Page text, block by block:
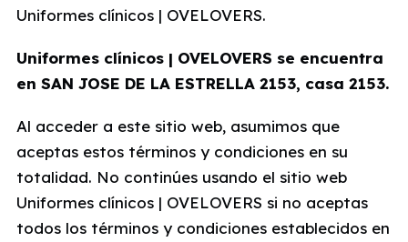
Uniformes clínicos | OVELOVERS.
Uniformes clínicos | OVELOVERS se encuentra
en SAN JOSE DE LA ESTRELLA 2153, casa 2153.
Al acceder a este sitio web, asumimos que
aceptas estos términos y condiciones en su
totalidad. No continúes usando el sitio web
Uniformes clínicos | OVELOVERS si no aceptas
todos los términos y condiciones establecidos en